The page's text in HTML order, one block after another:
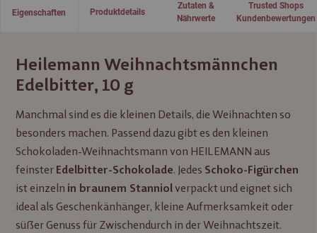
Eigenschaften
Heilemann Weihnachtsmännchen
Edelbitter, 10 g
Manchmal sind es die kleinen Details, die Weihnachten so
besonders machen. Passend dazu gibt es den kleinen
Schokoladen-Weihnachtsmann von HEILEMANN aus
feinster Edelbitter-Schokolade. Jedes Schoko-Figürchen
ist einzeln in braunem Stanniolverpackt und eignet sich
ideal als Geschenkänhänger, kleine Aufmerksamkeit oder
süßer Genuss für Zwischendurch in der Weihnachtszeit.
Produktdetails
Zutaten &
Nährwerte
Trusted Shops
Kundenbewertungen